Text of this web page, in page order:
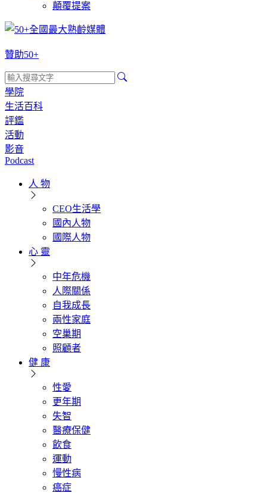
顛覆提案
贊助50+
學院
生活百科
評鑑
活動
影音
Podcast
人 物
CEO生活學
國內人物
國際人物
心 靈
中年危機
人際關係
自我成長
兩性家庭
空巢期
照顧者
健 康
性愛
更年期
失智
醫療保健
飲食
運動
慢性病
癌症